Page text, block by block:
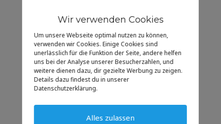
Wir verwenden Cookies
Um unsere Webseite optimal nutzen zu können,
verwenden wir Cookies. Einige Cookies sind
unerlässlich für die Funktion der Seite, andere helfen
uns bei der Analyse unserer Besucherzahlen, und
weitere dienen dazu, dir gezielte Werbung zu zeigen.
Details dazu findest du in unserer
Datenschutzerklärung.
Alles zulassen